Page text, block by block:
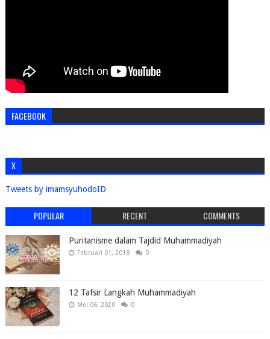
FACEBOOK
X
Tweets by imamsyuhodoID
POPULAR RECENT COMMENTS
Puritanisme dalam Tajdid Muhammadiyah
Februari 01, 2018 0
12 Tafsir Langkah Muhammadiyah
Mei 06, 2020 0